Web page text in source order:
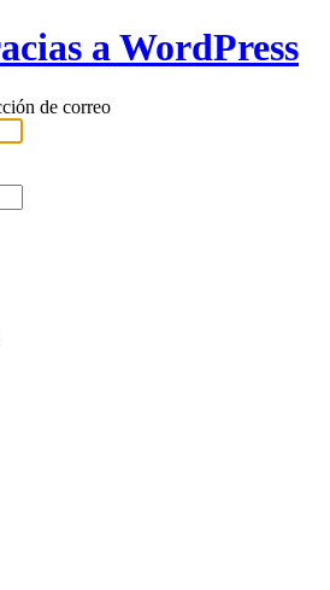
a WordPress
de correo